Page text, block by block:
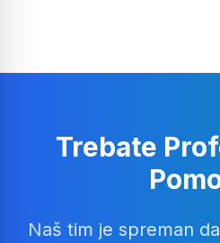
Trebate
Naš tim je spreman